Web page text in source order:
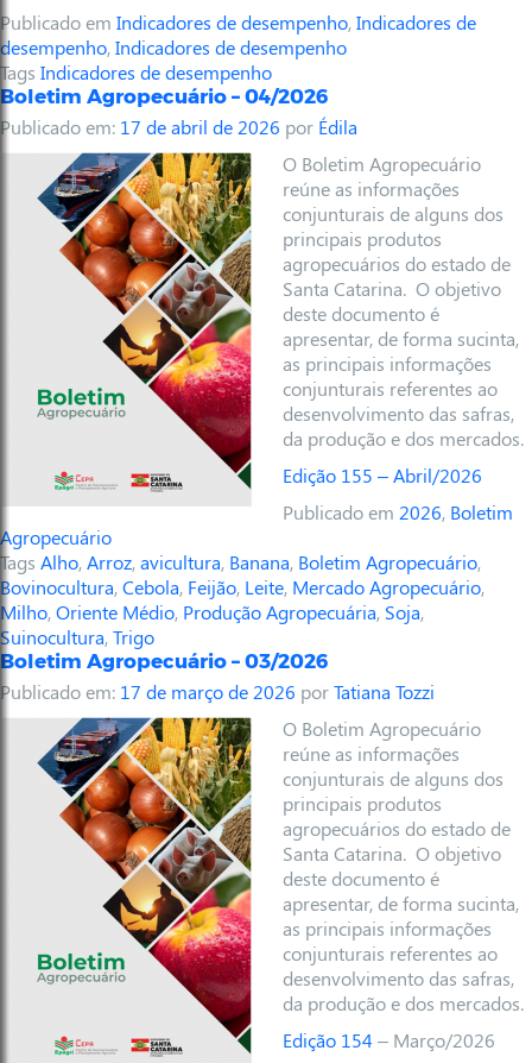
Publicado em Indicadores de desempenho,Indicadores de
desempenho,Indicadores de desempenho
Tags Indicadores de desempenho
Boletim Agropecuário – 04/2026
Publicado em: 17 de abril de 2026 por Édila
O Boletim Agropecuário
reúne as informações
conjunturais de alguns dos
principais produtos
agropecuários do estado de
Santa Catarina. O objetivo
deste documento é
apresentar, de forma sucinta,
as principais informações
conjunturais referentes ao
desenvolvimento das safras,
da produção e dos mercados.
Edição 155 – Abril/2026
Publicado em 2026, Boletim
Agropecuário
Tags Alho,Arroz,avicultura, Banana, Boletim Agropecuário,
Bovinocultura,Cebola, Feijão, Leite, Mercado Agropecuário,
Milho,Oriente Médio, Produção Agropecuária, Soja,
Suinocultura,Trigo
Boletim Agropecuário – 03/2026
Publicado em: 17 de março de 2026 porTatiana Tozzi
O Boletim Agropecuário
reúne as informações
conjunturais de alguns dos
principais produtos
agropecuários do estado de
Santa Catarina. O objetivo
deste documento é
apresentar, de forma sucinta,
as principais informações
conjunturais referentes ao
desenvolvimento das safras,
da produção e dos mercados.
Edição 154 – Março/2026